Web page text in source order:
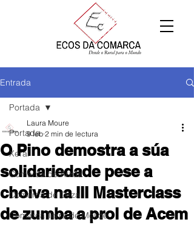
Entrada
Portada
Xeral
Comarca de Arzúa
Comarca de Deza
Comarca Terra de Melide
Portada
O Pino demostra a súa
solidariedade pese a
choiva na III Masterclass
de zumba a prol de Acem
Laura Moure
9 feb 2 min de lectura